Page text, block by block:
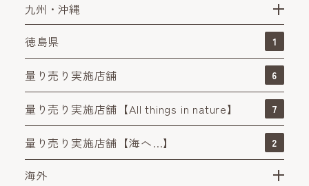
九州・沖縄
徳島県
1
量り売り実施店舗 6
量り売り実施店舗【All things in nature】 7
量り売り実施店舗【海へ…】 2
海外